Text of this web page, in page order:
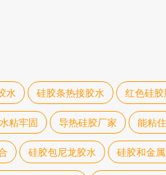
水 硅胶条热接胶水 红色硅
粘牢固 导热硅胶厂家 能粘
硅胶包尼龙胶水 硅胶和金